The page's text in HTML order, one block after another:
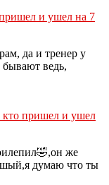
и ушел на 7
да и тренер у
ведь,
пришел и ушел
же
думаю что ты